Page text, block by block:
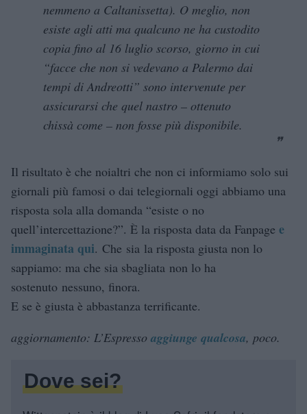
nemmeno a Caltanissetta). O meglio, non
esiste agli atti ma qualcuno ne ha custodito
copia fino al 16 luglio scorso, giorno in cui
“facce che non si vedevano a Palermo dai
tempi di Andreotti” sono intervenute per
assicurarsi che quel nastro – ottenuto
chissà come – non fosse più disponibile.
Il risultato è che noialtri che non ci informiamo solo sui
giornali più famosi o dai telegiornali oggi abbiamo una
risposta sola alla domanda “esiste o no
quell’intercettazione?”. È la risposta data da Fanpage e
immaginata qui. Che sia la risposta giusta non lo
sappiamo: ma che sia sbagliata non lo ha
sostenuto nessuno, finora.
E se è giusta è abbastanza terrificante.
aggiornamento: L’Espresso aggiunge qualcosa, poco.
Dove sei?